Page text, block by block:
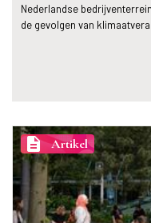
Nederlandse
de gevolgen van
description Artikel